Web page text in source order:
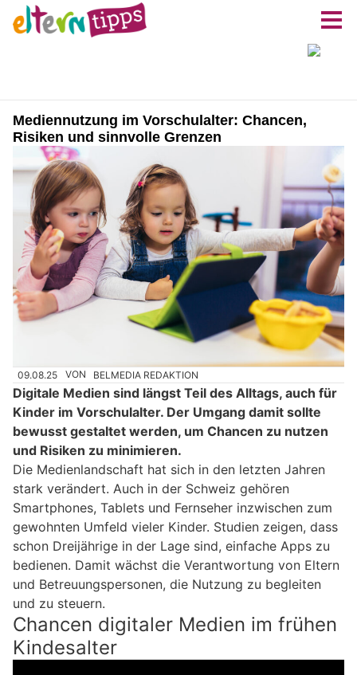
Mediennutzung im Vorschulalter: Chancen,
Risiken und sinnvolle Grenzen
09.08.25 VON BELMEDIA REDAKTION
Digitale Medien sind längst Teil des Alltags, auch für
Kinder im Vorschulalter. Der Umgang damit sollte
bewusst gestaltet werden, um Chancen zu nutzen
und Risiken zu minimieren.
Die Medienlandschaft hat sich in den letzten Jahren
stark verändert. Auch in der Schweiz gehören
Smartphones, Tablets und Fernseher inzwischen zum
gewohnten Umfeld vieler Kinder. Studien zeigen, dass
schon Dreijährige in der Lage sind, einfache Apps zu
bedienen. Damit wächst die Verantwortung von Eltern
und Betreuungspersonen, die Nutzung zu begleiten
und zu steuern.
Chancen digitaler Medien im frühen
Kindesalter